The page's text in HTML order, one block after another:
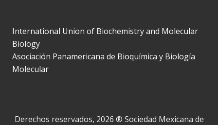
International Union of Biochemistry and Molecular
Biology
Asociación Panamericana de Bioquímica y Biología
Molecular
Derechos reservados, 2026 ® Sociedad Mexicana de